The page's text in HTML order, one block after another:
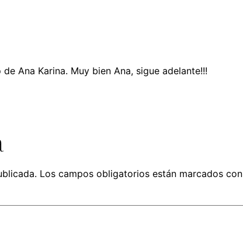
Ana Karina. Muy bien Ana, sigue adelante!!!
Los campos obligatorios están marcados con